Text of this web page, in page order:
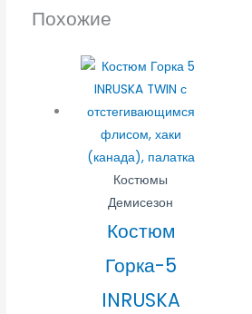
Похожие
Костюмы
Демисезон
Костюм
Горка-5
INRUSKA